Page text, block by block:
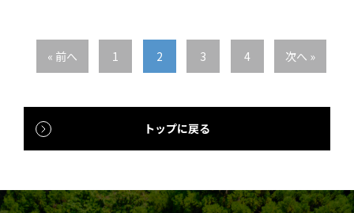
« 前へ 1 2 3 4 次へ »
トップに戻る